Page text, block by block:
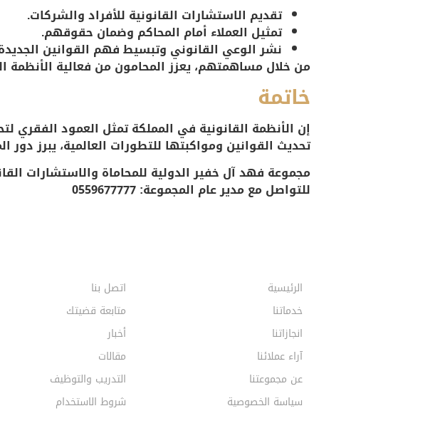
تقديم الاستشارات القانونية للأفراد والشركات.
تمثيل العملاء أمام المحاكم وضمان حقوقهم.
نشر الوعي القانوني وتبسيط فهم القوانين
من خلال مساهمتهم، يعزز المحامون من فعالية الأنظمة
خاتمة
إن الأنظمة القانونية في المملكة تمثل العمود الفقري
تحديث القوانين ومواكبتها للتطورات العالمية، يبرز
مجموعة فهد آل خفير الدولية للمحاماة والاستشارات
للتواصل مع مدير عام المجموعة: 0559677777
الرئيسية
خدماتنا
انجازاتنا
آراء عملائنا
عن مجموعتنا
سياسة الخصوصية
اتصل بنا
متابعة قضيتك
أخبار
مقالات
التدريب والتوظيف
شروط الاستخدام